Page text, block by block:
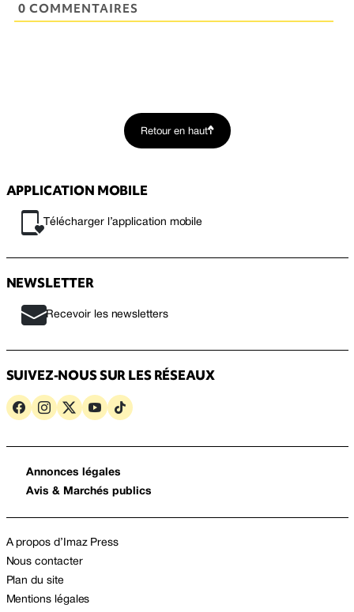
0 COMMENTAIRES
Retour en haut
APPLICATION MOBILE
Télécharger l’application mobile
NEWSLETTER
Recevoir les newsletters
SUIVEZ-NOUS SUR LES RÉSEAUX
Annonces légales
Avis & Marchés publics
A propos d’Imaz Press
Nous contacter
Plan du site
Mentions légales